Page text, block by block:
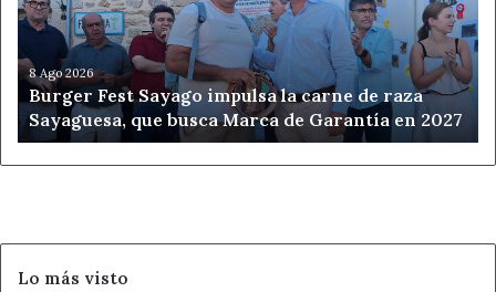
carne
raza
Sayaguesa,
que
busca
Marca
8 Ago 2026
Burger Fest Sayago impulsa la carne de raza
Sayaguesa, que busca Marca de Garantía en 2027
Lo más visto